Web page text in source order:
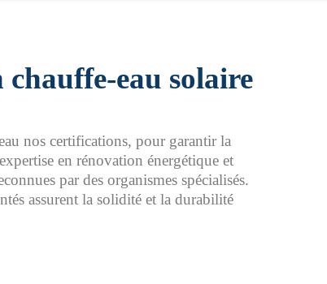
eau solaire
nos certifications, pour garantir la
en rénovation énergétique et
par des organismes spécialisés.
assurent la solidité et la durabilité